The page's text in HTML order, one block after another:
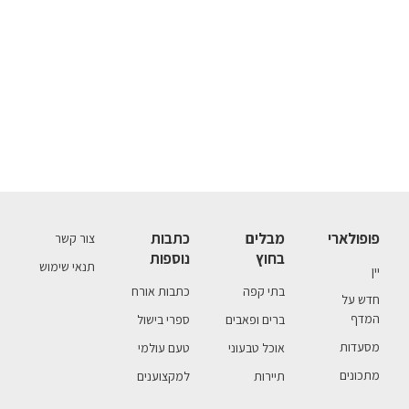
פופולארי
יין
חדש על
המדף
מסעדות
מתכונים
מבלים
בחוץ
בתי קפה
ברים ופאבים
אוכל טבעוני
תיירות
כתבות
נוספות
כתבות אורח
ספרי בישול
טעם עולמי
למקצוענים
צור קשר
תנאי שימוש